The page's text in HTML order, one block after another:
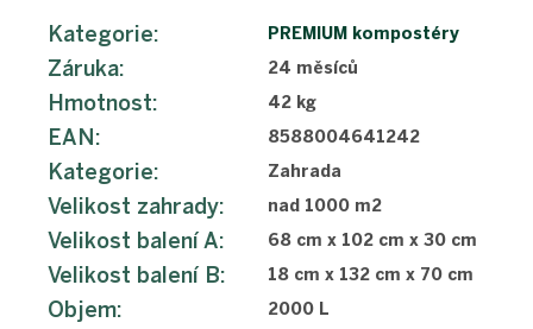
Kategorie: PREMIUM kompostéry
Záruka: 24 měsíců
Hmotnost: 42 kg
EAN : 8588004641242
Kategorie: Zahrada
Velikost zahrady: nad 1000 m2
Velikost balení A: 68 cm x 102 cm x 30 cm
Velikost balení B: 18 cm x 132 cm x 70 cm
Objem: 2000 L